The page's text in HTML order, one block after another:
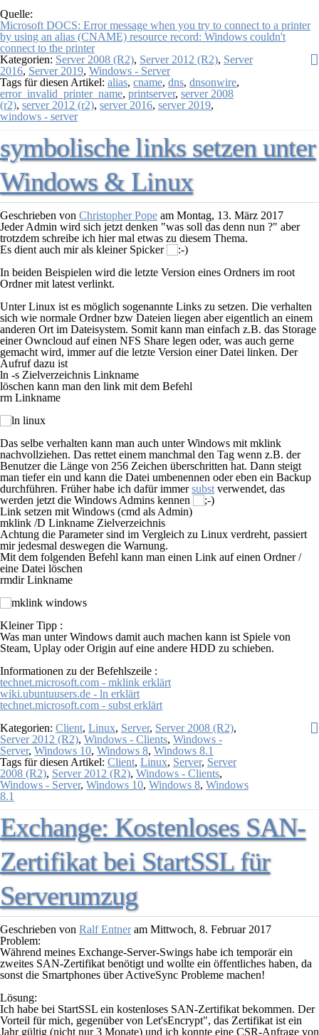
Quelle:
Microsoft DOCS: Error message when you try to connect to a printer
by using an alias (CNAME) resource record: Windows couldn't
connect to the printer
Kategorien: Server 2008 (R2), Server 2012 (R2), Server
2016, Server 2019, Windows - Server
Tags für diesen Artikel: alias, cname, dns, dnsonwire,
error_invalid_printer_name, printserver, server 2008
(r2), server 2012 (r2), server 2016, server 2019,
windows - server
symbolische links setzen unter
Windows & Linux
Geschrieben von Christopher Pope am Montag, 13. März 2017
Jeder Admin wird sich jetzt denken "was soll das denn nun ?" aber
trotzdem schreibe ich hier mal etwas zu diesem Thema.
Es dient auch mir als kleiner Spicker
In beiden Beispielen wird die letzte Version eines Ordners im root
Ordner mit latest verlinkt.
Unter Linux ist es möglich sogenannte Links zu setzen. Die verhalten
sich wie normale Ordner bzw Dateien liegen aber eigentlich an einem
anderen Ort im Dateisystem. Somit kann man einfach z.B. das Storage
einer Owncloud auf einen NFS Share legen oder, was auch gerne
gemacht wird, immer auf die letzte Version einer Datei linken. Der
Aufruf dazu ist
ln -s Zielverzeichnis Linkname
löschen kann man den link mit dem Befehl
rm Linkname
Das selbe verhalten kann man auch unter Windows mit mklink
nachvollziehen. Das rettet einem manchmal den Tag wenn z.B. der
Benutzer die Länge von 256 Zeichen überschritten hat. Dann steigt
man tiefer ein und kann die Datei umbenennen oder eben ein Backup
durchführen. Früher habe ich dafür immersubst verwendet, das
werden jetzt die Windows Admins kennen
Link setzen mit Windows (cmd als Admin)
mklink /D Linkname Zielverzeichnis
Achtung die Parameter sind im Vergleich zu Linux verdreht, passiert
mir jedesmal deswegen die Warnung.
Mit dem folgenden Befehl kann man einen Link auf einen Ordner /
eine Datei löschen
rmdir Linkname
Kleiner Tipp :
Was man unter Windows damit auch machen kann ist Spiele von
Steam, Uplay oder Origin auf eine andere HDD zu schieben.
Informationen zu der Befehlszeile :
technet.microsoft.com - mklink erklärt
wiki.ubuntuusers.de - ln erklärt
technet.microsoft.com - subst erklärt
Kategorien: Client, Linux, Server, Server 2008 (R2),
Server 2012 (R2), Windows - Clients, Windows -
Server, Windows 10, Windows 8, Windows 8.1
Tags für diesen Artikel: Client, Linux, Server, Server
2008 (R2), Server 2012 (R2), Windows - Clients,
Windows - Server, Windows 10, Windows 8, Windows
8.1
Exchange: Kostenloses SAN-
Zertifikat bei StartSSL für
Serverumzug
Geschrieben von Ralf Entneram Mittwoch, 8. Februar 2017
Problem:
Während meines Exchange-Server-Swings habe ich temporär ein
zweites SAN-Zertifikat benötigt und wollte ein öffentliches haben, da
sonst die Smartphones über ActiveSync Probleme machen!
Lösung:
Ich habe bei StartSSL ein kostenloses SAN-Zertifikat bekommen. Der
Vorteil für mich, gegenüber von Let'sEncrypt", das Zertifikat ist ein
Jahr gültig (nicht nur 3 Monate) und ich konnte eine CSR-Anfrage von